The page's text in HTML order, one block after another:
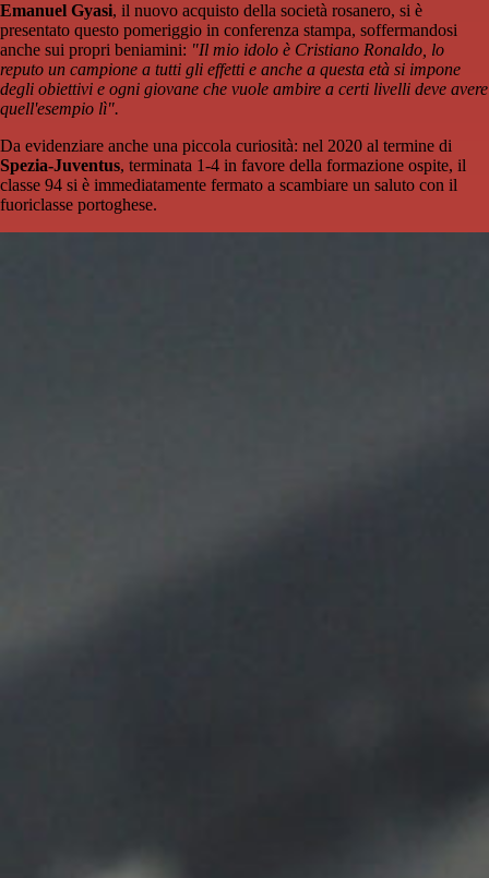
Emanuel Gyasi, il nuovo acquisto della società rosanero, si è
presentato questo pomeriggio in conferenza stampa, soffermandosi
anche sui propri beniamini: "Il mio idolo è Cristiano Ronaldo, lo
reputo un campione a tutti gli effetti e anche a questa età si impone
degli obiettivi e ogni giovane che vuole ambire a certi livelli deve avere
quell'esempio lì".
Da evidenziare anche una piccola curiosità: nel 2020 al termine di
Spezia-Juventus, terminata 1-4 in favore della formazione ospite, il
classe 94 si è immediatamente fermato a scambiare un saluto con il
fuoriclasse portoghese.